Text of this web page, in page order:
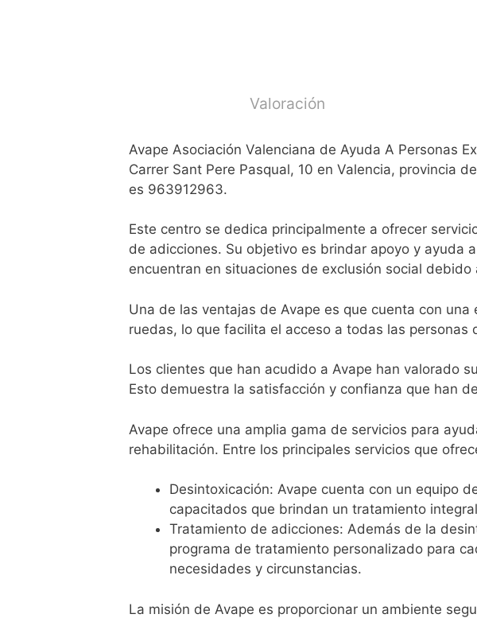
Valoración
Avape Asociación Valenciana de Ayuda A Personas
Carrer Sant Pere Pasqual, 10 en Valencia, provincia
es 963912963.
Este centro se dedica principalmente a ofrecer
de adicciones. Su objetivo es brindar apoyo y ayuda
encuentran en situaciones de exclusión social debido
Una de las ventajas de Avape es que cuenta con
ruedas, lo que facilita el acceso a todas las personas
Los clientes que han acudido a Avape han valorado
Esto demuestra la satisfacción y confianza que han
Avape ofrece una amplia gama de servicios para
rehabilitación. Entre los principales servicios que
Desintoxicación: Avape cuenta con un equipo
capacitados que brindan un tratamiento
Tratamiento de adicciones: Además de la
programa de tratamiento personalizado para
necesidades y circunstancias.
La misión de Avape es proporcionar un ambiente